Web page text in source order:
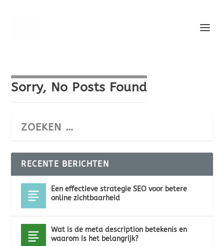
Sorry, No Posts Found
RECENTE BERICHTEN
Een effectieve strategie SEO voor betere
online zichtbaarheid
Wat is de meta description betekenis en
waarom is het belangrijk?